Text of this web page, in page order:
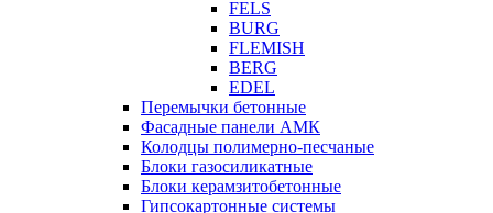
FELS
BURG
FLEMISH
BERG
EDEL
Перемычки бетонные
Фасадные панели АМК
Колодцы полимерно-песчаные
Блоки газосиликатные
Блоки керамзитобетонные
Гипсокартонные системы